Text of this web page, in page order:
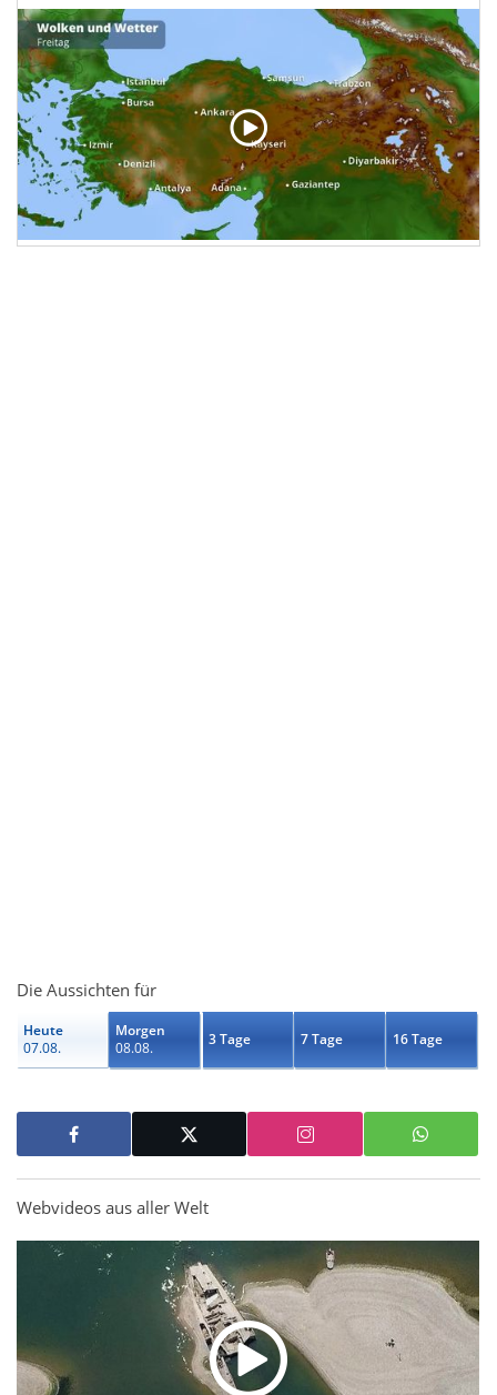
Die Aussichten für
Heute
07.08.
Morgen
08.08.
3 Tage 7 Tage 16 Tage
Webvideos aus aller Welt